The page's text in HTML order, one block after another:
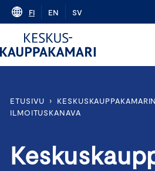
Skip
content
FI EN SV
ETUSIVU ›
ILMOITUSKANAVA